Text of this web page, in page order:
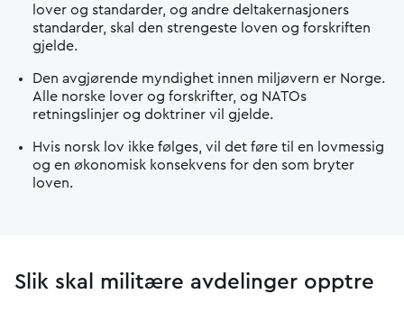
lover og standarder, og andre deltakernasjoners
standarder, skal den strengeste loven og forskriften
gjelde.
Den avgjørende myndighet innen miljøvern er Norge.
Alle norske lover og forskrifter, og NATOs
retningslinjer og doktriner vil gjelde.
Hvis norsk lov ikke følges, vil det føre til en lovmessig
og en økonomisk konsekvens for den som bryter
loven.
Slik skal militære avdelinger opptre